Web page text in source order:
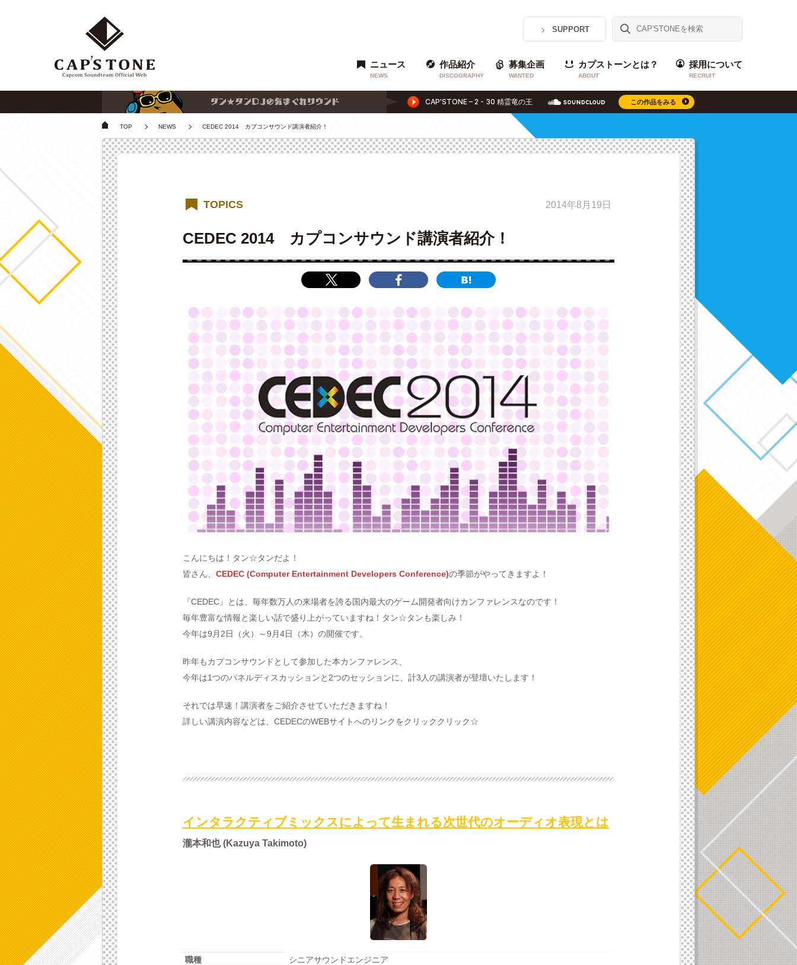
SUPPORT
ニュース
NEWS
作品紹介
DISCOGRAPHY
募集企画
WANTED
カプストーンとは？
ABOUT
採用について
RECRUIT
この作品をみる
TOP NEWS CEDEC 2014 カプコンサウンド講演者紹介！
TOPICS 2014年8月19日
CEDEC 2014 カプコンサウンド講演者紹介！
こんにちは！タン☆タンだよ！
皆さん、 CEDEC (Computer Entertainment Developers Conference)の季節がやってきますよ！
『CEDEC』とは、毎年数万人の来場者を誇る国内最大のゲーム開発者向けカンファレンスなのです！
毎年豊富な情報と楽しい話で盛り上がっていますね！タン☆タンも楽しみ！
今年は9月2日（火）～9月4日（木）の開催です。
昨年もカプコンサウンドとして参加した本カンファレンス、
今年は1つのパネルディスカッションと2つのセッションに、計3人の講演者が登壇いたします！
それでは早速！講演者をご紹介させていただきますね！
詳しい講演内容などは、CEDECのWEBサイトへのリンクをクリッククリック☆
インタラクティブミックスによって生まれる次世代のオーディオ表現とは
瀧本和也 (Kazuya Takimoto)
職種
シニアサウンドエンジニア